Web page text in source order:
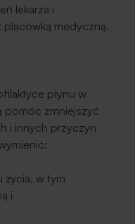
lekarza i
placówką medyczną.
płynu w
pomóc zmniejszyć
i innych przyczyn
w tym
i